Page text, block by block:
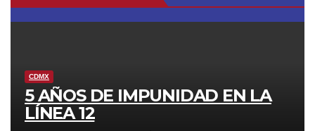
CDMX
5 AÑOS DE IMPUNIDAD EN LA
LÍNEA 12